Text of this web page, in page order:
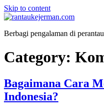
Skip to content
Berbagi pengalaman di
Category:
Bagaimana Cara
Indonesia?